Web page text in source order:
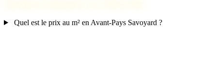
Quel est le prix au m² en Avant-Pays Savoyard ?